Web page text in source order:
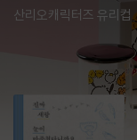
산리오캐릭터즈 유리컵